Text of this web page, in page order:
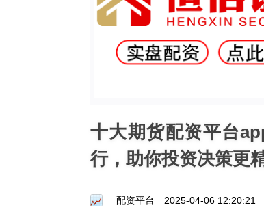
十大期货配资平台
行，助你投资决策更
配资平台 2025-04-06 12:20:21